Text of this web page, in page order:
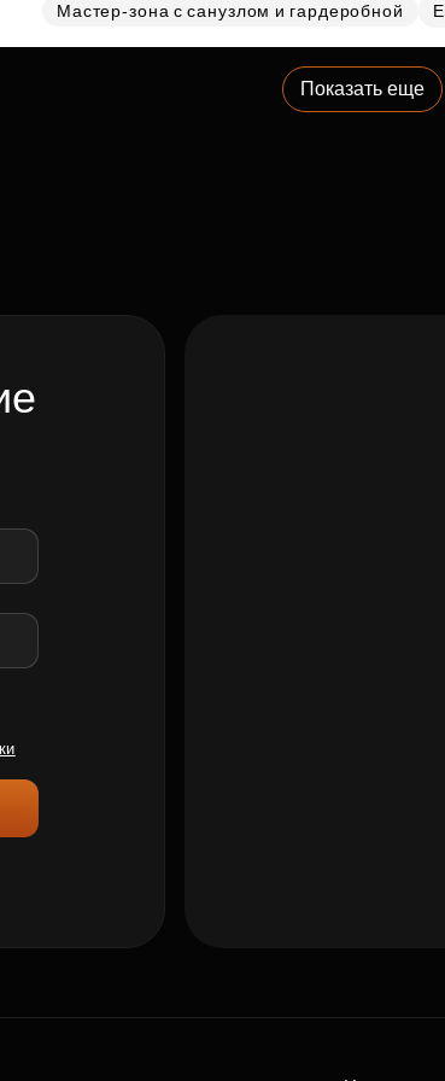
Мастер-зона с санузлом и гардеробной
Показать еще